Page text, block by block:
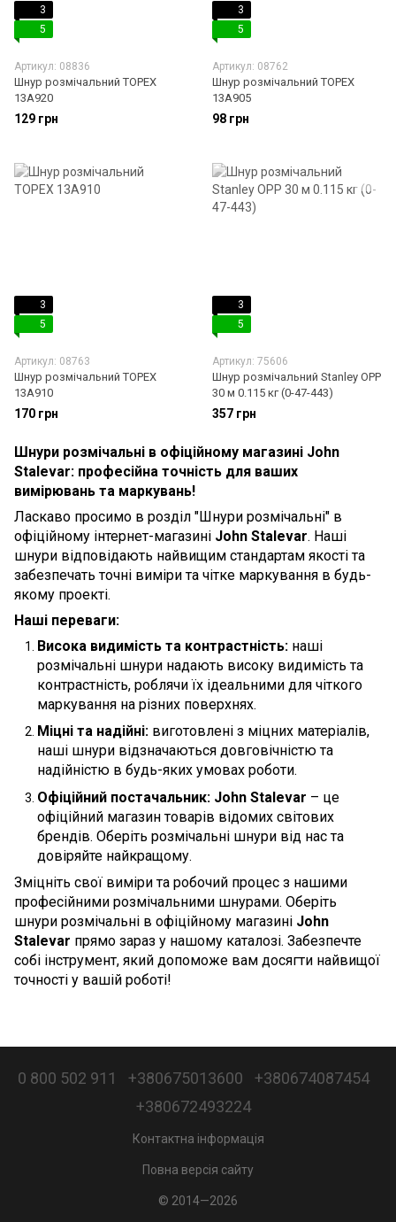
3
5
Артикул: 08836
Шнур розмічальний TOPEX
13A920
129 грн
3
5
Артикул: 08762
Шнур розмічальний TOPEX
13A905
98 грн
3
5
Артикул: 08763
Шнур розмічальний TOPEX
13A910
170 грн
3
5
Артикул: 75606
Шнур розмічальний Stanley OPP
30 м 0.115 кг (0-47-443)
357 грн
Шнури розмічальні в офіційному магазині John
Stalevar: професійна точність для ваших
вимірювань та маркувань!
Ласкаво просимо в розділ "Шнури розмічальні" в
офіційному інтернет-магазині John Stalevar. Наші
шнури відповідають найвищим стандартам якості та
забезпечать точні виміри та чітке маркування в будь-
якому проекті.
Наші переваги:
Висока видимість та контрастність: наші
розмічальні шнури надають високу видимість та
контрастність, роблячи їх ідеальними для чіткого
маркування на різних поверхнях.
Міцні та надійні: виготовлені з міцних матеріалів,
наші шнури відзначаються довговічністю та
надійністю в будь-яких умовах роботи.
Офіційний постачальник: John Stalevar – це
офіційний магазин товарів відомих світових
брендів. Оберіть розмічальні шнури від нас та
довіряйте найкращому.
Зміцніть свої виміри та робочий процес з нашими
професійними розмічальними шнурами. Оберіть
шнури розмічальні в офіційному магазині John
Stalevar прямо зараз у нашому каталозі. Забезпечте
собі інструмент, який допоможе вам досягти найвищої
точності у вашій роботі!
0 800 502 911 +380675013600
+380674087454
+380672493224
Контактна інформація
Повна версія сайту
© 2014—2026